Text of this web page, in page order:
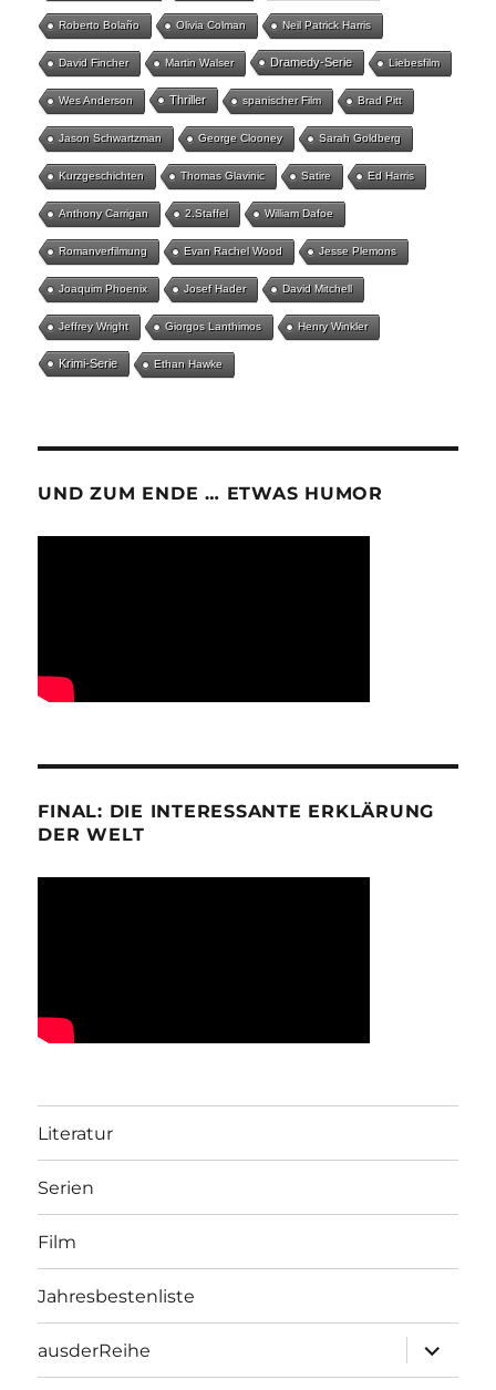
Roberto Bolaño Olivia Colman Neil Patrick Harris
David Fincher Martin Walser Dramedy-Serie Liebesfilm
Wes Anderson Thriller spanischer Film Brad Pitt
Jason Schwartzman George Clooney Sarah Goldberg
Kurzgeschichten Thomas Glavinic Satire Ed Harris
Anthony Carrigan 2.Staffel William Dafoe
Romanverfilmung Evan Rachel Wood Jesse Plemons
Joaquim Phoenix Josef Hader David Mitchell
Jeffrey Wright Giorgos Lanthimos Henry Winkler
Krimi-Serie Ethan Hawke
UND ZUM ENDE … ETWAS HUMOR
FINAL: DIE INTERESSANTE ERKLÄRUNG
DER WELT
Literatur
Serien
Film
Jahresbestenliste
ausderReihe
öffnen